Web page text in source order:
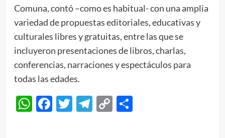
Comuna, contó –como es habitual- con una amplia
variedad de propuestas editoriales, educativas y
culturales libres y gratuitas, entre las que se
incluyeron presentaciones de libros, charlas,
conferencias, narraciones y espectáculos para
todas las edades.
WhatsApp
Facebook
Twitter
Telegram
CopyCompartir